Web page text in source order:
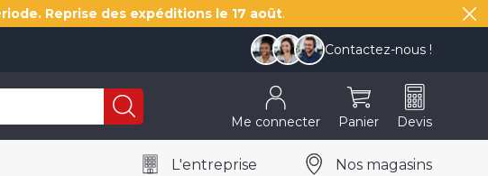
Reprise des expéditions le 17 août.
Contactez-nous !
Me connecter Panier Devis
L'entreprise Nos magasins